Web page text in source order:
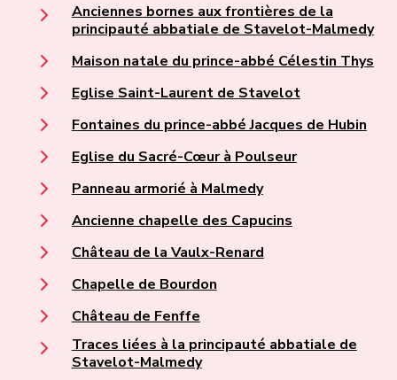
Anciennes bornes aux frontières de la
principauté abbatiale de Stavelot-Malmedy
Maison natale du prince-abbé Célestin Thys
Eglise Saint-Laurent de Stavelot
Fontaines du prince-abbé Jacques de Hubin
Eglise du Sacré-Cœur à Poulseur
Panneau armorié à Malmedy
Ancienne chapelle des Capucins
Château de la Vaulx-Renard
Chapelle de Bourdon
Château de Fenffe
Traces liées à la principauté abbatiale de
Stavelot-Malmedy